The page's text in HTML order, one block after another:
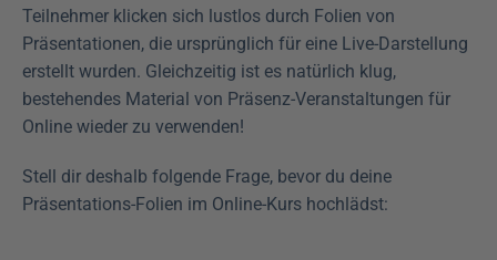
Teilnehmer klicken sich lustlos durch Folien von
Präsentationen, die ursprünglich für eine Live-Darstellung
erstellt wurden. Gleichzeitig ist es natürlich klug,
bestehendes Material von Präsenz-Veranstaltungen für
Online wieder zu verwenden!
Stell dir deshalb folgende Frage, bevor du deine
Präsentations-Folien im Online-Kurs hochlädst: